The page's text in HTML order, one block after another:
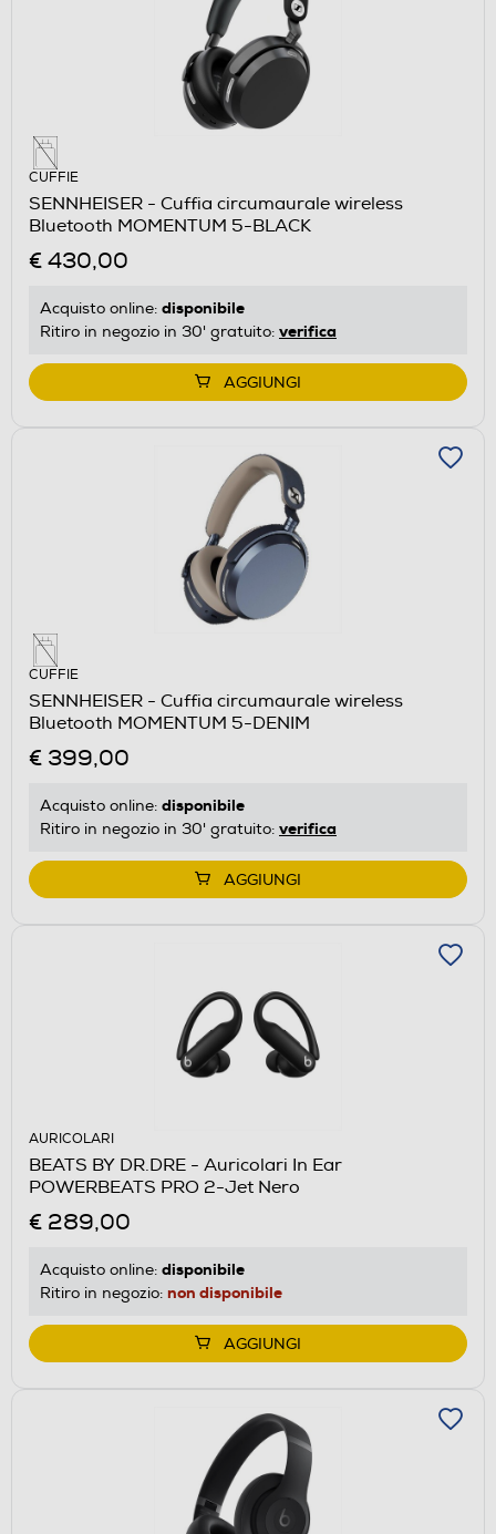
CUFFIE
SENNHEISER - Cuffia circumaurale wireless
Bluetooth MOMENTUM 5-BLACK
€ 430,00
Acquisto online: disponibile
Ritiro in negozio in 30' gratuito: verifica
AGGIUNGI
CUFFIE
SENNHEISER - Cuffia circumaurale wireless
Bluetooth MOMENTUM 5-DENIM
€ 399,00
Acquisto online: disponibile
Ritiro in negozio in 30' gratuito: verifica
AGGIUNGI
AURICOLARI
BEATS BY DR.DRE - Auricolari In Ear
POWERBEATS PRO 2-Jet Nero
€ 289,00
Acquisto online: disponibile
Ritiro in negozio: non disponibile
AGGIUNGI